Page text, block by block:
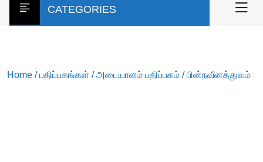
CATEGORIES
Home /பதிப்பகங்கள் /அடையாளம் பதிப்பகம் / பின்நவீனத்துவம்